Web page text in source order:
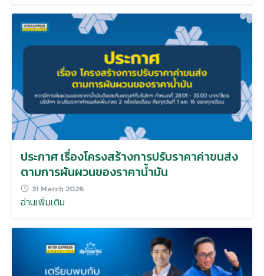
ประกาศ เรื่องโครงสร้างการปรับราคาค่าขนส่ง
ตามการผันผวนของราคาน้ำมัน
31 March 2026
อ่านเพิ่มเติม